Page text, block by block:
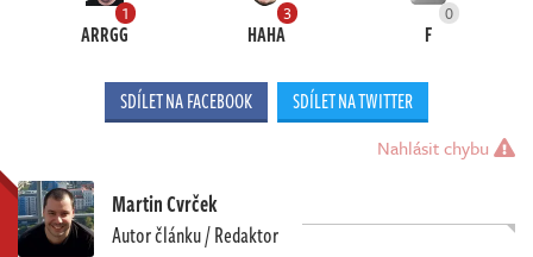
1
ARRGG
3
HAHA
0
F
SDÍLET NA FACEBOOK SDÍLET NA TWITTER
Nahlásit chybu
Martin Cvrček
Autor článku / Redaktor